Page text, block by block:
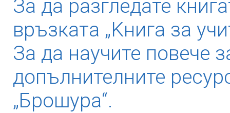
За да разгледате
връзката „Kнига за
За да научите повече
допълнителните
„Брошура“.